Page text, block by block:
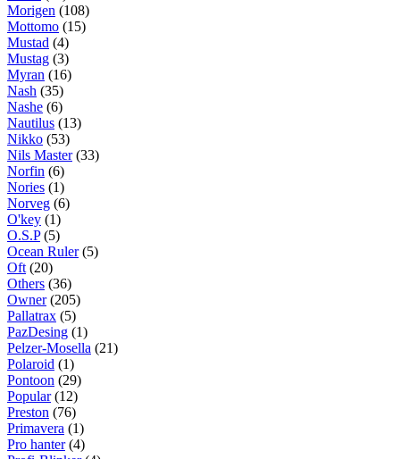
Morigen (108)
Mottomo (15)
Mustad (4)
Mustag (3)
Myran (16)
Nash (35)
Nashe (6)
Nautilus (13)
Nikko (53)
Nils Master(33)
Norfin (6)
Nories (1)
Norveg (6)
O'key (1)
O.S.P(5)
Ocean Ruler(5)
Oft (20)
Others (36)
Owner(205)
Pallatrax (5)
PazDesing (1)
Pelzer-Mosella (21)
Polaroid (1)
Pontoon (29)
Popular(12)
Preston (76)
Primavera (1)
Pro hanter(4)